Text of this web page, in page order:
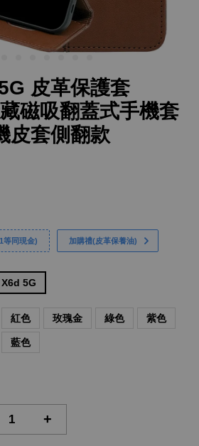
皮革保護套
磁吸翻蓋式手機套
皮套側翻款
等同現金) 加購禮(皮革保養油)
5G
紅色 玫瑰金 綠色 紫色
藍色
+